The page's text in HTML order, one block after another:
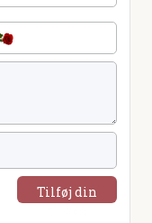
Tilføj din